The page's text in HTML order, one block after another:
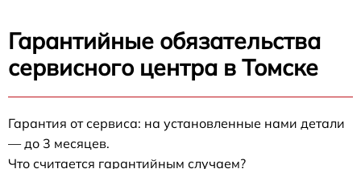
Гарантийные обязательства
сервисного центра в Томске
Гарантия от сервиса: на установленные нами детали
— до 3 месяцев.
Что считается гарантийным случаем?